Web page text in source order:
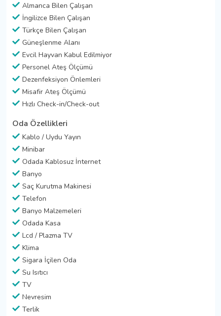
Almanca Bilen Çalışan
İngilizce Bilen Çalışan
Türkçe Bilen Çalışan
Güneşlenme Alanı
Evcil Hayvan Kabul Edilmiyor
Personel Ateş Ölçümü
Dezenfeksiyon Önlemleri
Misafir Ateş Ölçümü
Hızlı Check-in/Check-out
Oda Özellikleri
Kablo / Uydu Yayın
Minibar
Odada Kablosuz İnternet
Banyo
Saç Kurutma Makinesi
Telefon
Banyo Malzemeleri
Odada Kasa
Lcd / Plazma TV
Klima
Sigara İçilen Oda
Su Isıtıcı
TV
Nevresim
Terlik